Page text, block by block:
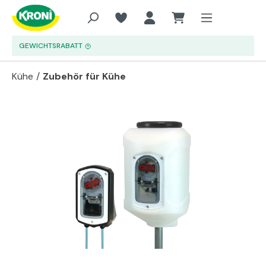
Zum Hauptinhalt springen
GEWICHTSRABATT
Kühe / Zubehör für Kühe